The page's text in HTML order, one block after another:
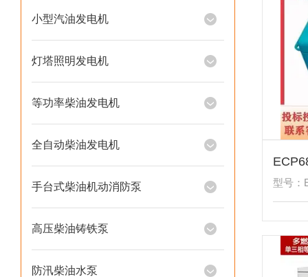
小型汽油发电机
灯塔照明发电机
等功率柴油发电机
全自动柴油发电机
手台式柴油机动消防泵
高压柴油铸铁泵
防汛柴油水泵
型号：